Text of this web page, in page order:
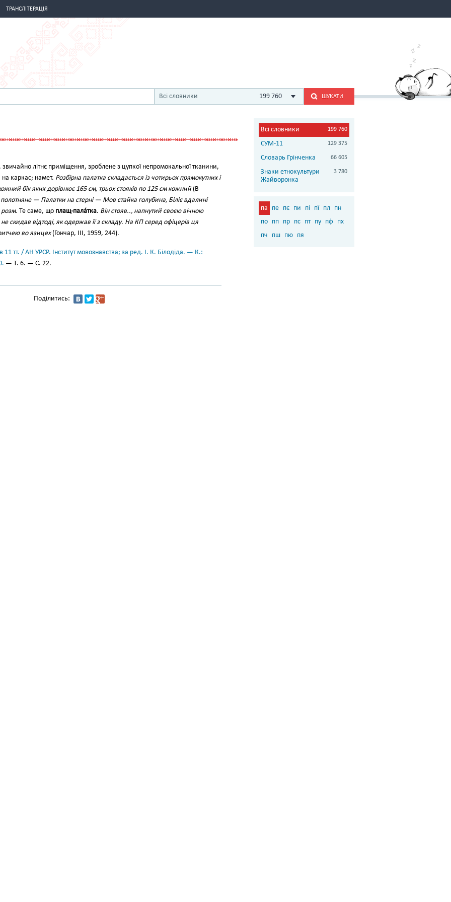
ТРАНСЛІТЕРАЦІЯ
Всі словники 199 760 ШУКАТИ
літнє приміщення, зроблене з цупкої непромокальної тканини,
на каркас; намет. Розбірна палатка складається із чотирьох прямокутних і
бік яких дорівнює 165 см, трьох стояків по 125 см кожний (В
— Палатки на стерні — Мов стайка голубина, Біліє вдалині
розм. Те саме, що плащ-пала́тка. Він стояв.., напнутий своєю вічною
скидав відтоді, як одержав її з складу. На КП серед офіцерів ця
во язицех(Гончар, III, 1959, 244).
11 тт. / АН УРСР. Інститут мовознавства; за ред. І. К. Білодіда. — К.:
— Т. 6. — С. 22.
Поділитись:
Всі словники 199 760
СУМ-11 129 375
Словарь Грінченка 66 605
Знаки етнокультури
Жайворонка
3 780
па пе пє пи пі пї пл
пн
по пп пр пс пт пу пф пх
пч
пш пю пя